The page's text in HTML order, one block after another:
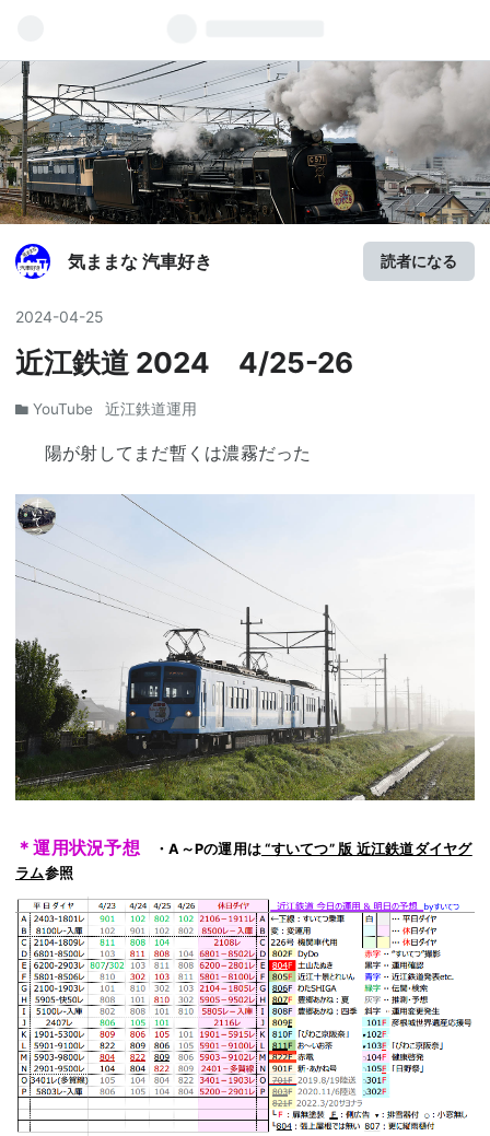
気ままな 汽車好き 読者になる
2024-04-25
近江鉄道 2024 4/25-26
YouTube 近江鉄道運用
陽が射してまだ暫くは濃霧だった
＊運用状況予想 ・A～Pの運用は “すいてつ” 版 近江鉄道ダイヤグ
ラム参照